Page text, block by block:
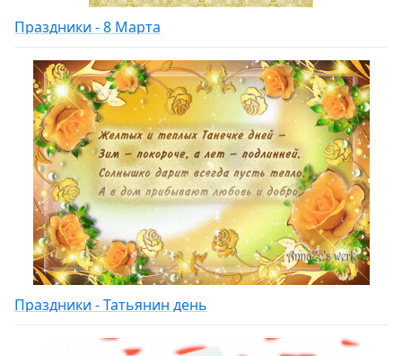
Праздники - 8 Марта
Праздники - Татьянин день